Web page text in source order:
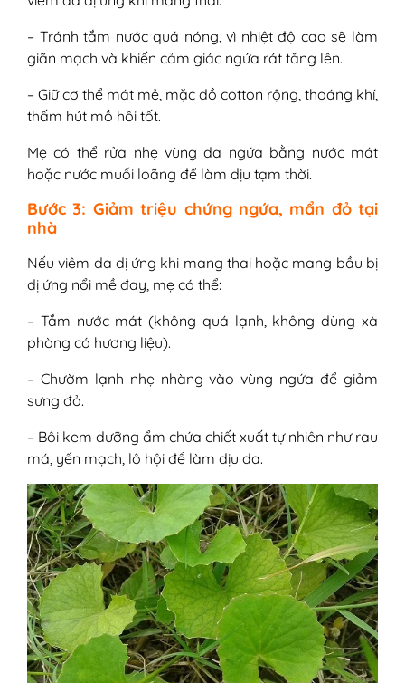
– Tránh tắm nước quá nóng, vì nhiệt độ cao sẽ làm
giãn mạch và khiến cảm giác ngứa rát tăng lên.
– Giữ cơ thể mát mẻ, mặc đồ cotton rộng, thoáng khí,
thấm hút mồ hôi tốt.
Mẹ có thể rửa nhẹ vùng da ngứa bằng nước mát
hoặc nước muối loãng để làm dịu tạm thời.
Bước 3: Giảm triệu chứng ngứa, mẩn đỏ tại
nhà
Nếu viêm da dị ứng khi mang thai hoặc mang bầu bị
dị ứng nổi mề đay, mẹ có thể:
– Tắm nước mát (không quá lạnh, không dùng xà
phòng có hương liệu).
– Chườm lạnh nhẹ nhàng vào vùng ngứa để giảm
sưng đỏ.
– Bôi kem dưỡng ẩm chứa chiết xuất tự nhiên như rau
má, yến mạch, lô hội để làm dịu da.